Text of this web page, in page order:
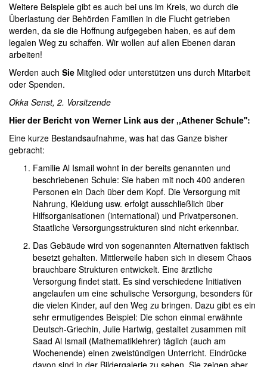
Weitere Beispiele gibt es auch bei uns im Kreis, wo durch die
Überlastung der Behörden Familien in die Flucht getrieben
werden, da sie die Hoffnung aufgegeben haben, es auf dem
legalen Weg zu schaffen. Wir wollen auf allen Ebenen daran
arbeiten!
Werden auch Sie Mitglied oder unterstützen uns durch Mitarbeit
oder Spenden.
Okka Senst, 2. Vorsitzende
Hier der Bericht von Werner Link aus der ,,Athener Schule'':
Eine kurze Bestandsaufnahme, was hat das Ganze bisher
gebracht:
Familie Al Ismail wohnt in der bereits genannten und
beschriebenen Schule: Sie haben mit noch 400 anderen
Personen ein Dach über dem Kopf. Die Versorgung mit
Nahrung, Kleidung usw. erfolgt ausschließlich über
Hilfsorganisationen (international) und Privatpersonen.
Staatliche Versorgungsstrukturen sind nicht erkennbar.
Das Gebäude wird von sogenannten Alternativen faktisch
besetzt gehalten. Mittlerweile haben sich in diesem Chaos
brauchbare Strukturen entwickelt. Eine ärztliche
Versorgung findet statt. Es sind verschiedene Initiativen
angelaufen um eine schulische Versorgung, besonders für
die vielen Kinder, auf den Weg zu bringen. Dazu gibt es ein
sehr ermutigendes Beispiel: Die schon einmal erwähnte
Deutsch-Griechin, Julie Hartwig, gestaltet zusammen mit
Saad Al Ismail (Mathematiklehrer) täglich (auch am
Wochenende) einen zweistündigen Unterricht. Eindrücke